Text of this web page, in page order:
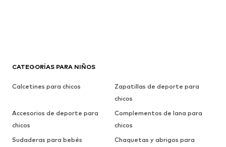
CATEGORÍAS PARA NIÑOS
Calcetines para chicos
Zapatillas de deporte para
chicos
Accesorios de deporte para
chicos
Complementos de lana para
chicos
Sudaderas para bebés
Chaquetas y abrigos para